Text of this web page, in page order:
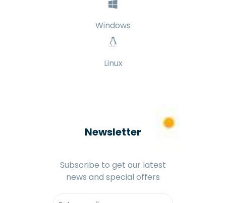
Windows
Linux
Newsletter
Subscribe to get our latest
news and special offers